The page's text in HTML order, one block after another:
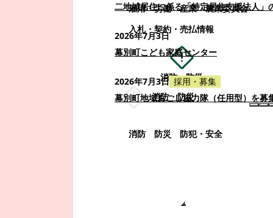
雇用・労働
産業
農業委員会
入札・契約・売払情報
消防・防災
消防・防災
消防 防災 防犯・安全
町政情報
二地域居住に係る「特定居住支援法人」
2026年7月3日
幕別町こども家庭センター
2026年7月3日 採用・募集
幕別町地域おこし協力隊（任用型）を募